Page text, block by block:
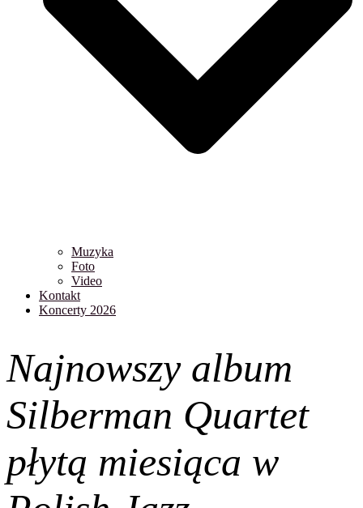
Muzyka
Foto
Video
Kontakt
Koncerty 2026
Najnowszy album
Silberman Quartet
płytą miesiąca w